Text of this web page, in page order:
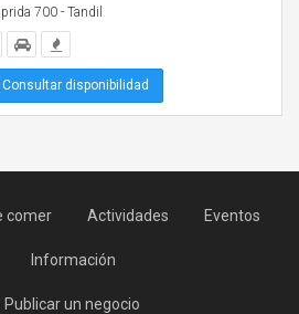
700 - Tandil
Consultar disponibilidad
comer Actividades Eventos
Información
Publicar un negocio